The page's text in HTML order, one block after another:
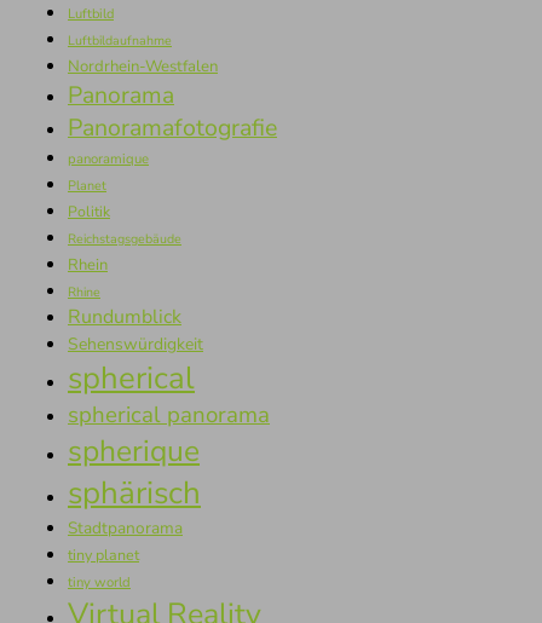
Luftbild
Luftbildaufnahme
Nordrhein-Westfalen
Panorama
Panoramafotografie
panoramique
Planet
Politik
Reichstagsgebäude
Rhein
Rhine
Rundumblick
Sehenswürdigkeit
spherical
spherical panorama
spherique
sphärisch
Stadtpanorama
tiny planet
tiny world
Virtual Reality